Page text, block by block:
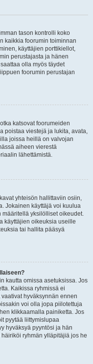
tason kontrolli koko
kaikkia foorumin toiminnan
käyttäjien porttikiellot,
perustajasta ja hänen
olla myös täydet
foorumin perustajan
katsovat foorumeiden
poistaa viestejä ja lukita, avata,
joissa heillä on valvojan
aiheen vierestä
lähettämistä.
yhteisön hallittaviin osiin,
Jokainen käyttäjä voi kuulua
yksilölliset oikeudet.
käyttäjien oikeuksia useille
tai hallita pääsyä
kautta omissa asetuksissa. Jos
Kaikissa ryhmissä ei
hyväksynnän ennen
voi olla jopa piilotettuja
klikkaamalla painiketta. Jos
pyytää liittymislupaa
hyväksyä pyyntösi ja hän
ryhmän ylläpitäjiä jos he